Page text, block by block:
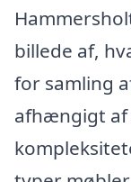
billede af,
for samling
afhængigt af